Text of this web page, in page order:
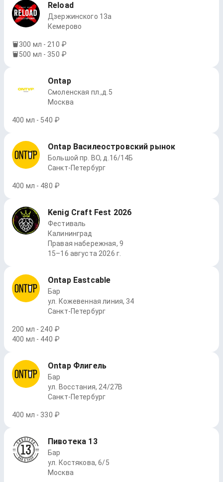
Reload
Дзержинского 13а
Кемерово
300 мл - 210 ₽
500 мл - 350 ₽
Ontap
Смоленская пл.,д.5
Москва
400 мл - 540 ₽
Ontap Василеостровский рынок
Большой пр. ВО, д.16/14Б
Санкт-Петербург
400 мл - 480 ₽
Kenig Craft Fest 2026
Фестиваль
Калининград
Правая набережная, 9
15–16 августа 2026 г.
Ontap Eastcable
Бар
ул. Кожевенная линия, 34
Санкт-Петербург
200 мл - 240 ₽
400 мл - 440 ₽
Ontap Флигель
Бар
ул. Восстания, 24/27В
Санкт-Петербург
400 мл - 330 ₽
Пивотека 13
Бар
ул. Костякова, 6/5
Москва